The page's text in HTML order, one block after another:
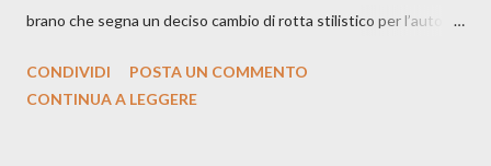
brano che segna un deciso cambio di rotta stilistico per l’autore
testo ibrido tra italiano e siciliano, e un’urgenza espressiva che
CONDIVIDI
POSTA UN COMMENTO
CONTINUA A LEGGERE